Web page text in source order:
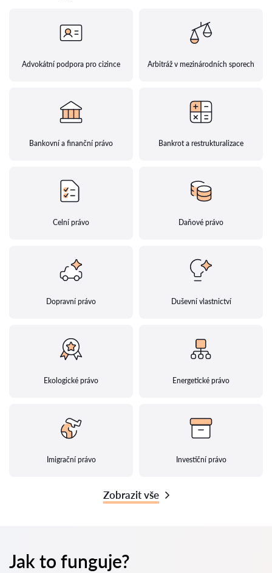
Advokátní podpora pro cizince Arbitráž v mezinárodních sporech
Bankovní a finanční právo Bankrot a restrukturalizace
Celní právo Daňové právo
Dopravní právo Duševní vlastnictví
Ekologické právo Energetické právo
Imigrační právo Investiční právo
Zobrazit vše
Jak to funguje?